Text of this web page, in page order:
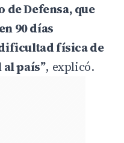
Defensa, que
90 días
física de
país”, explicó.